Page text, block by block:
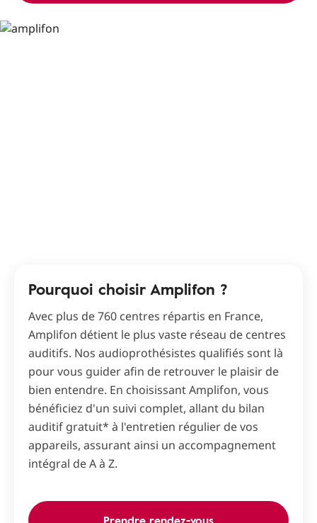
Pourquoi choisir Amplifon ?
Avec plus de 760 centres répartis en France,
Amplifon détient le plus vaste réseau de centres
auditifs. Nos audioprothésistes qualifiés sont là
pour vous guider afin de retrouver le plaisir de
bien entendre. En choisissant Amplifon, vous
bénéficiez d'un suivi complet, allant du bilan
auditif gratuit* à l'entretien régulier de vos
appareils, assurant ainsi un accompagnement
intégral de A à Z.